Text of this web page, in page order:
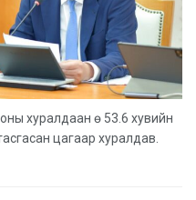
хуралдаан ө 53.6 хувийн
цагаар хуралдав.